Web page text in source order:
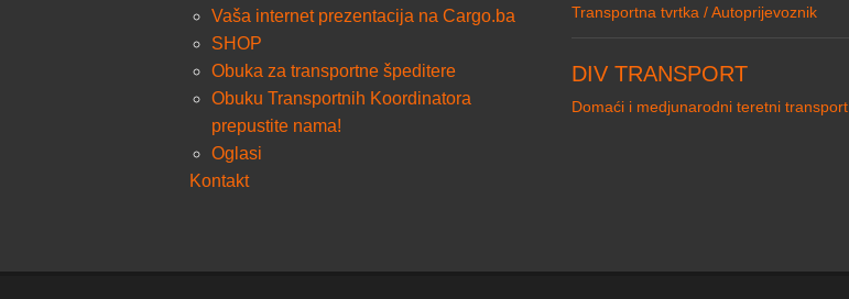
Vaša internet prezentacija na Cargo.ba
SHOP
Obuka za transportne špeditere
Obuku Transportnih Koordinatora
prepustite nama!
Oglasi
Kontakt
Transportna tvrtka / Autoprijevoznik
DIV TRANSPORT
Domaći i medjunarodni teretni transport